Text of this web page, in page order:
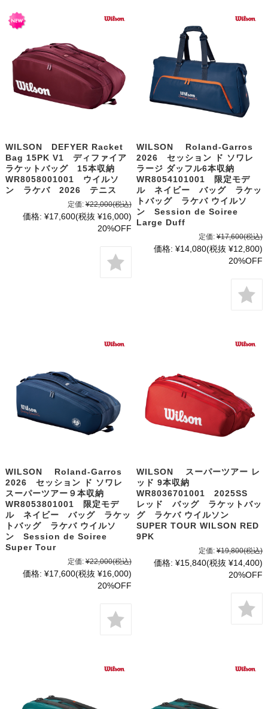
WILSON DEFYER Racket
Bag 15PK V1 ディファイア
ラケットバッグ 15本収納
WR8058001001 ウイルソ
ン ラケバ 2026 テニス
定価: ¥22,000(税込)
価格: ¥17,600(税抜 ¥16,000)
20%OFF
WILSON Roland-Garros
2026 セッション ド ソワレ
ラージ ダッフル6本収納
WR8054101001 限定モデ
ル ネイビー バッグ ラケッ
トバッグ ラケバ ウイルソ
ン Session de Soiree
Large Duff
定価: ¥17,600(税込)
価格: ¥14,080(税抜 ¥12,800)
20%OFF
WILSON Roland-Garros
2026 セッション ド ソワレ
スーパーツアー９本収納
WR8053801001 限定モデ
ル ネイビー バッグ ラケッ
トバッグ ラケバ ウイルソ
ン Session de Soiree
Super Tour
定価: ¥22,000(税込)
価格: ¥17,600(税抜 ¥16,000)
20%OFF
WILSON スーパーツアー レ
ッド 9本収納
WR8036701001 2025SS
レッド バッグ ラケットバッ
グ ラケバ ウイルソン
SUPER TOUR WILSON RED
9PK
定価: ¥19,800(税込)
価格: ¥15,840(税抜 ¥14,400)
20%OFF